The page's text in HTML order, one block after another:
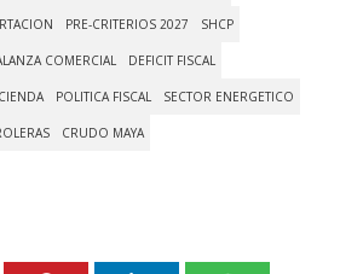
PRE-CRITERIOS 2027 SHCP
COMERCIAL DEFICIT FISCAL
POLITICA FISCAL SECTOR ENERGETICO
CRUDO MAYA